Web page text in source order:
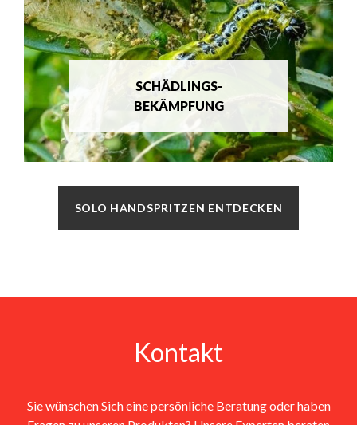
SCHÄDLINGS-
BEKÄMPFUNG
SOLO HANDSPRITZEN ENTDECKEN
Kontakt
Sie wünschen Sich eine persönliche Beratung oder haben